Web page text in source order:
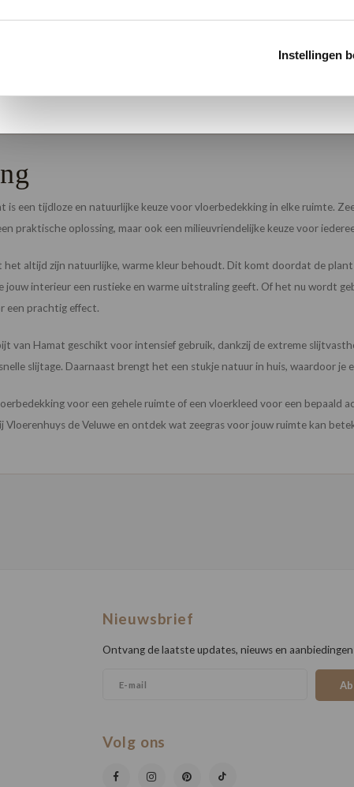
Bekijk plak
Instellingen
Bekijk alle
is een tijdloze en natuurlijke keuze voor vloerbedekking in elke ruimte.
praktische oplossing, maar ook een milieuvriendelijke keuze voor
het altijd zijn natuurlijke, warme kleur behoudt. Dit komt doordat de
interieur een rustieke en warme uitstraling geeft. Of het nu wordt
een prachtig effect.
van Hamat geschikt voor intensief gebruik, dankzij de extreme
slijtage. Daarnaast brengt het een stukje natuur in huis, waardoor je
voor een gehele ruimte of een vloerkleed voor een
Vloerenhuys de Veluwe en ontdek wat zeegras voor jouw ruimte kan
Nieuwsbrief
Ontvang de laatste updates, nieuws en aanbiedingen
Volg ons